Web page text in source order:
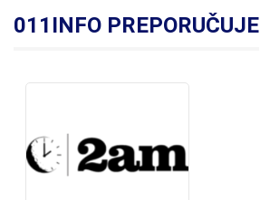
011INFO PREPORUČUJE